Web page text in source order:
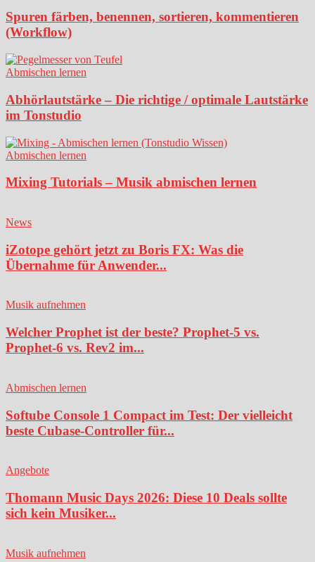
Spuren färben, benennen, sortieren, kommentieren
(Workflow)
Abmischen lernen
Abhörlautstärke – Die richtige / optimale Lautstärke
im Tonstudio
Abmischen lernen
Mixing Tutorials – Musik abmischen lernen
News
iZotope gehört jetzt zu Boris FX: Was die
Übernahme für Anwender...
Musik aufnehmen
Welcher Prophet ist der beste? Prophet-5 vs.
Prophet-6 vs. Rev2 im...
Abmischen lernen
Softube Console 1 Compact im Test: Der vielleicht
beste Cubase-Controller für...
Angebote
Thomann Music Days 2026: Diese 10 Deals sollte
sich kein Musiker...
Musik aufnehmen